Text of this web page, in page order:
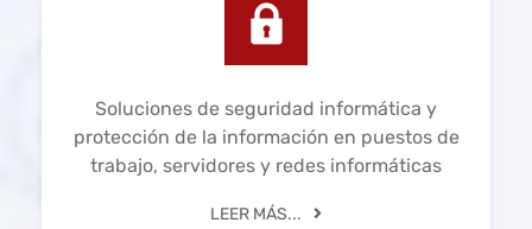
Soluciones de seguridad informática y
protección de la información en puestos de
trabajo, servidores y redes informáticas
LEER MÁS...